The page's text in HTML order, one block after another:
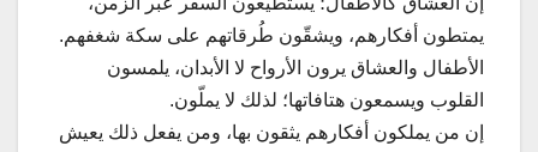
يمتطون أفكارهم، ويشقّون طُرقاتهم على سكة شغفهم.
الأطفال والعشاق يرون الأرواح لا الأبدان، يلمسون
القلوب ويسمعون هتافاتها؛ لذلك لا يملّون.
إن من يملكون أفكارهم يثقون بها، ومن يفعل ذلك يعيش